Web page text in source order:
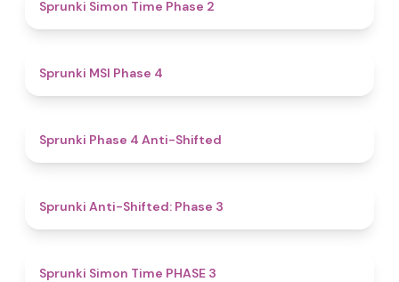
Sprunki Simon Time Phase 2
Sprunki MSI Phase 4
Sprunki Phase 4 Anti-Shifted
Sprunki Anti-Shifted: Phase 3
Sprunki Simon Time PHASE 3